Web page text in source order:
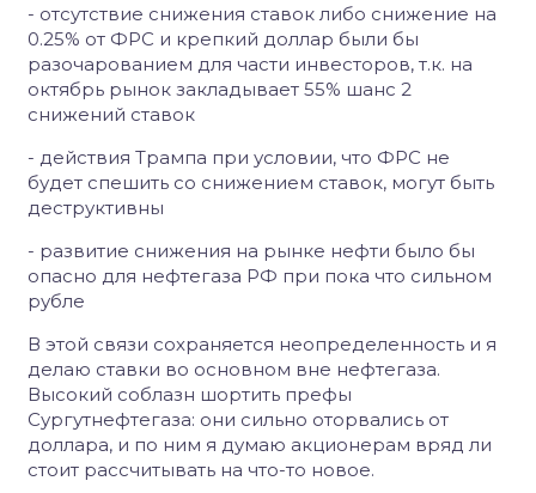
- отсутствие снижения ставок либо снижение на
0.25% от ФРС и крепкий доллар были бы
разочарованием для части инвесторов, т.к. на
октябрь рынок закладывает 55% шанс 2
снижений ставок
- действия Трампа при условии, что ФРС не
будет спешить со снижением ставок, могут быть
деструктивны
- развитие снижения на рынке нефти было бы
опасно для нефтегаза РФ при пока что сильном
рубле
В этой связи сохраняется неопределенность и я
делаю ставки во основном вне нефтегаза.
Высокий соблазн шортить префы
Сургутнефтегаза: они сильно оторвались от
доллара, и по ним я думаю акционерам вряд ли
стоит рассчитывать на что-то новое.